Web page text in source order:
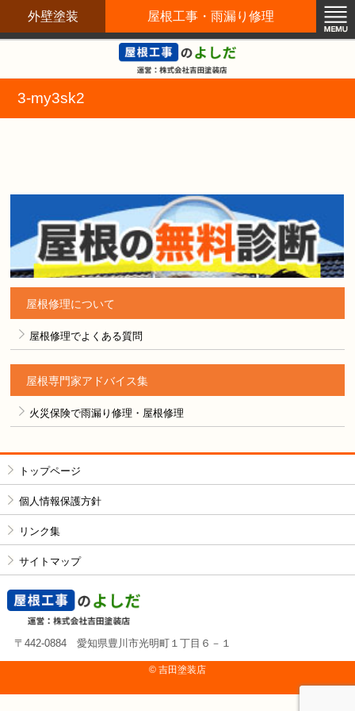
外壁塗装 屋根工事・雨漏り修理
3-my3sk2
屋根修理について
屋根修理でよくある質問
屋根専門家アドバイス集
火災保険で雨漏り修理・屋根修理
トップページ
個人情報保護方針
リンク集
サイトマップ
〒442-0884 愛知県豊川市光明町１丁目６－１
© 吉⽥塗装店